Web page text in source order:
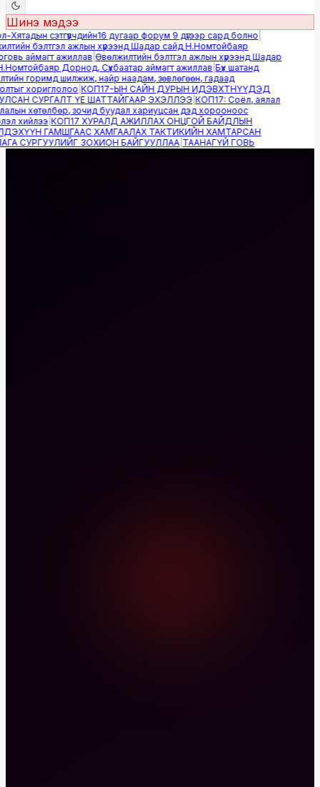
Шинэ мэдээ
сэтгүүлчдийн16 дугаар форум 9 дүгээр сард болно|
бэлтгэл ажлын хүрээнд Шадар сайд Н.Номтойбаяр
аймагт ажиллав|Өвөлжилтийн бэлтгэл ажлын хүрээнд Шадар
Дорнод, Сүхбаатар аймагт ажиллав|Бүх шатанд
горимд шилжиж, найр наадам, зөвлөгөөн, гадаад
хориглолоо|КОП17-ЫН САЙН ДУРЫН ИДЭВХТНҮҮДЭД
СУРГАЛТ ҮЕ ШАТТАЙГААР ЭХЭЛЛЭЭ|КОП17: Соёл, аялал
хөтөлбөр, зочид буудал хариуцсан дэд хорооноос
хийлээ|КОП17 ХУРАЛД АЖИЛЛАХ ОНЦГОЙ БАЙДЛЫН
ГАМШГААС ХАМГААЛАХ ТАКТИКИЙН ХАМТАРСАН
СУРГУУЛИЙГ ЗОХИОН БАЙГУУЛЛАА|ТААНАГҮЙ ГОВЬ